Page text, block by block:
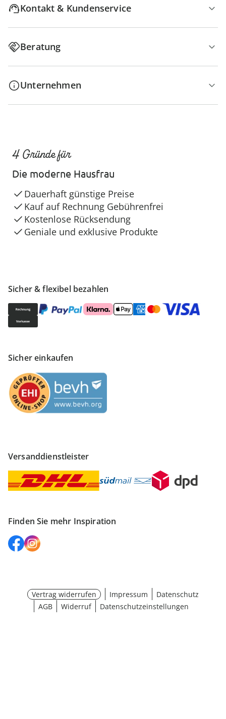
Kontakt & Kundenservice
Beratung
Unternehmen
Sicher & flexibel bezahlen
Sicher einkaufen
Versanddienstleister
Finden Sie mehr Inspiration
4 Gründe für
Die moderne Hausfrau
Dauerhaft günstige Preise
Kauf auf Rechnung Gebührenfrei
Kostenlose Rücksendung
Geniale und exklusive Produkte
Vertrag widerrufen Impressum
Datenschutz
AGB
Widerruf Datenschutzeinstellungen